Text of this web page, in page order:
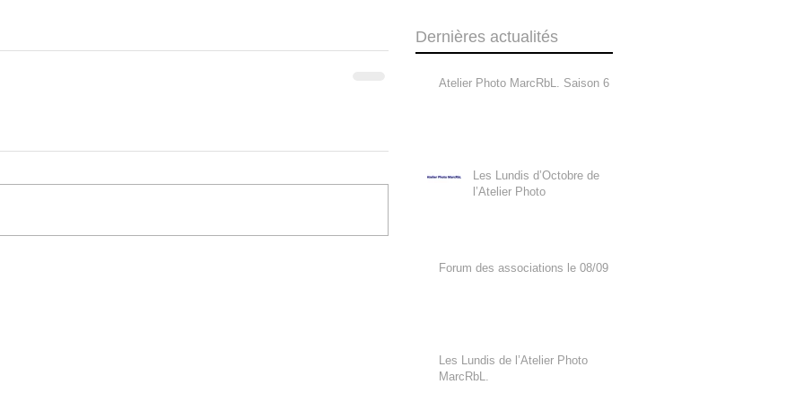
Dernières actualités
Atelier Photo MarcRbL. Saison 6
Les Lundis d’Octobre de
l’Atelier Photo
Forum des associations le 08/09
Les Lundis de l’Atelier Photo
MarcRbL.